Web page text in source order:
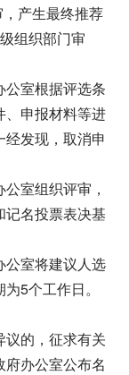
产生最终推荐
组织部门审
公室根据评选条
、申报材料等进
发现，取消申
室组织评审，
记名投票表决基
公室将建议人选
5个工作日。
议的，征求有关
办公室公布名